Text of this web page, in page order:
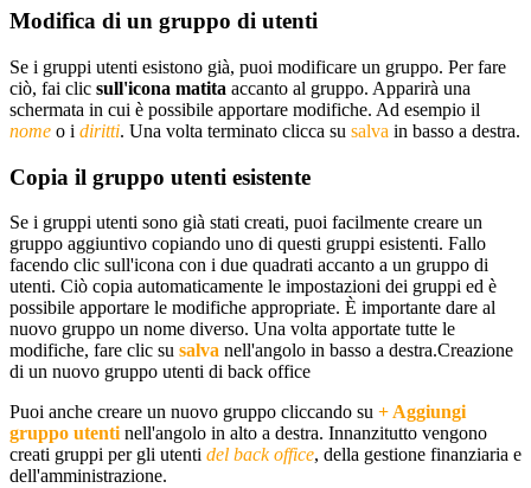
Modifica di un gruppo di utenti
Se i gruppi utenti esistono già, puoi modificare un gruppo. Per fare
ciò, fai clic sull'icona matita accanto al gruppo. Apparirà una
schermata in cui è possibile apportare modifiche. Ad esempio il
nome o i diritti. Una volta terminato clicca su salva in basso a destra.
Copia il gruppo utenti esistente
Se i gruppi utenti sono già stati creati, puoi facilmente creare un
gruppo aggiuntivo copiando uno di questi gruppi esistenti. Fallo
facendo clic sull'icona con i due quadrati accanto a un gruppo di
utenti. Ciò copia automaticamente le impostazioni dei gruppi ed è
possibile apportare le modifiche appropriate. È importante dare al
nuovo gruppo un nome diverso. Una volta apportate tutte le
modifiche, fare clic su salva nell'angolo in basso a destra.Creazione
di un nuovo gruppo utenti di back office
Puoi anche creare un nuovo gruppo cliccando su + Aggiungi
gruppo utenti nell'angolo in alto a destra. Innanzitutto vengono
creati gruppi per gli utenti del back office, della gestione finanziaria e
dell'amministrazione.